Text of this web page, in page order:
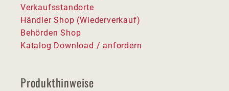
Verkaufsstandorte
Händler Shop (Wiederverkauf)
Behörden Shop
Katalog Download / anfordern
Produkthinweise